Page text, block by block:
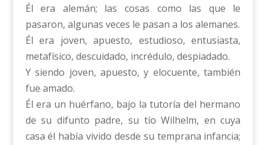
Él era alemán; las cosas como las que le
pasaron, algunas veces le pasan a los alemanes.
Él era joven, apuesto, estudioso, entusiasta,
metafísico, descuidado, incrédulo, despiadado.
Y siendo joven, apuesto, y elocuente, también
fue amado.
Él era un huérfano, bajo la tutoría del hermano
de su difunto padre, su tío Wilhelm, en cuya
casa él había vivido desde su temprana infancia;